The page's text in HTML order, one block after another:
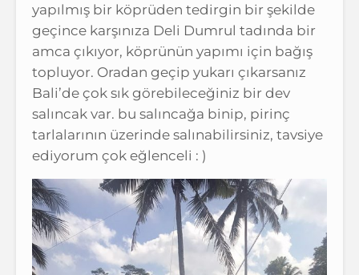
yapılmış bir köprüden tedirgin bir şekilde
geçince karşınıza Deli Dumrul tadında bir
amca çıkıyor, köprünün yapımı için bağış
topluyor. Oradan geçip yukarı çıkarsanız
Bali’de çok sık görebileceğiniz bir dev
salıncak var. bu salıncağa binip, pirinç
tarlalarının üzerinde salınabilirsiniz, tavsiye
ediyorum çok eğlenceli : )